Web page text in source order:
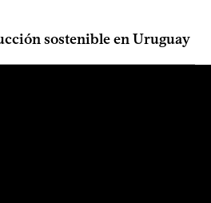
sostenible en Uruguay